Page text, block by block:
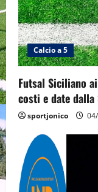
Calcio a 5
Futsal Siciliano
costi e date dalla
sportjonico